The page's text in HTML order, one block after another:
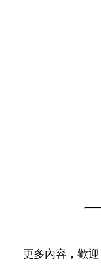
更多內容，歡迎